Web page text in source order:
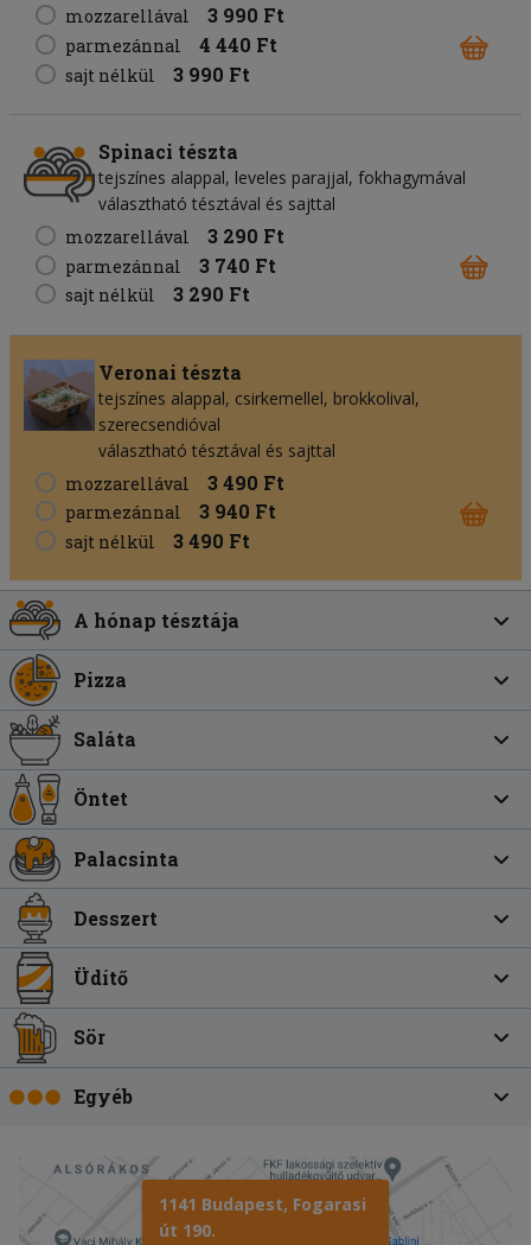
mozzarellával
3 990 Ft
parmezánnal 4 440 Ft
sajt nélkül 3 990 Ft
Spinaci tészta
tejszínes alappal, leveles parajjal, fokhagymával
választható tésztával és sajttal
mozzarellával
3 290 Ft
parmezánnal 3 740 Ft
sajt nélkül 3 290 Ft
Veronai tészta
tejszínes alappal, csirkemellel, brokkolival,
szerecsendióval
választható tésztával és sajttal
mozzarellával
3 490 Ft
parmezánnal 3 940 Ft
sajt nélkül 3 490 Ft
A hónap tésztája
Pizza
Saláta
Öntet
Palacsinta
Desszert
Üdítő
Sör
Egyéb
1141 Budapest, Fogarasi
út 190.